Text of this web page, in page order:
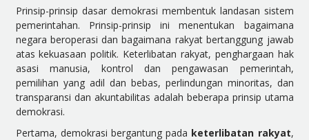
Prinsip-prinsip dasar demokrasi membentuk landasan sistem
pemerintahan. Prinsip-prinsip ini menentukan bagaimana
negara beroperasi dan bagaimana rakyat bertanggung jawab
atas kekuasaan politik. Keterlibatan rakyat, penghargaan hak
asasi manusia, kontrol dan pengawasan pemerintah,
pemilihan yang adil dan bebas, perlindungan minoritas, dan
transparansi dan akuntabilitas adalah beberapa prinsip utama
demokrasi.
Pertama, demokrasi bergantung pada keterlibatan rakyat,